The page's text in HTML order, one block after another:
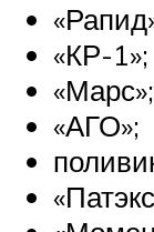
«КР-1»;
«Марс»;
«АГО»;